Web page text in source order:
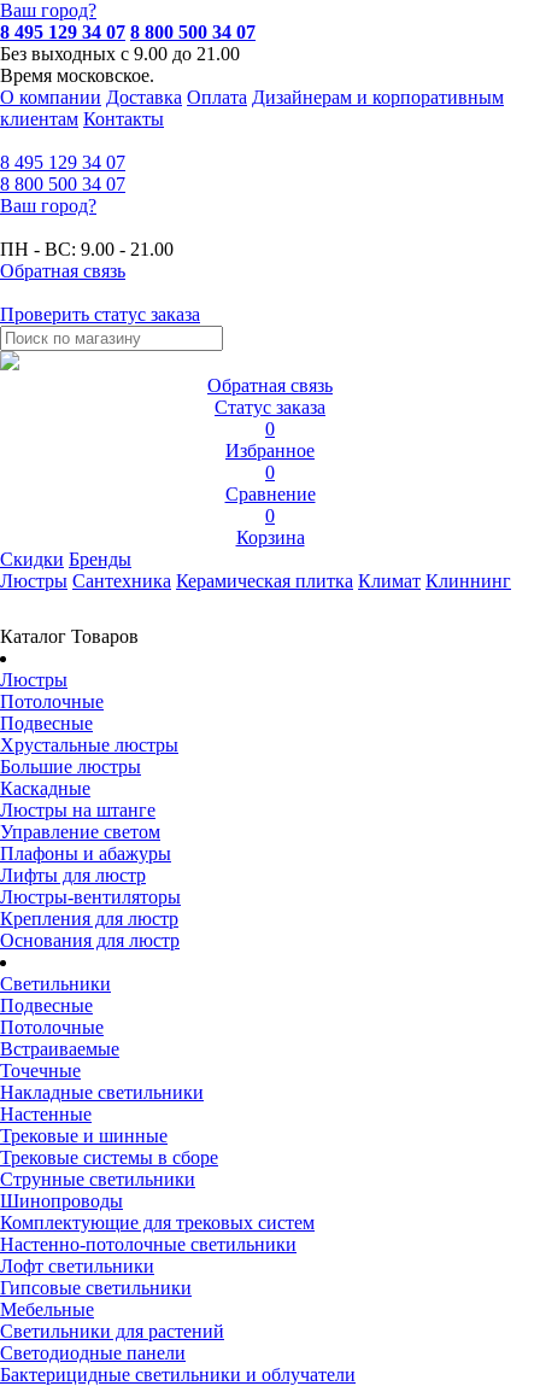
Ваш город?
8 495 129 34 07 8 800 500 34 07
Без выходных с 9.00 до 21.00
Время московское.
О компании Доставка Оплата Дизайнерам и корпоративным
клиентам Контакты
8 495 129 34 07
8 800 500 34 07
Ваш город?
ПН - ВС: 9.00 - 21.00
Обратная связь
Проверить статус заказа
Обратная связь
Статус заказа
0
Избранное
0
Сравнение
0
Корзина
Скидки Бренды
Люстры Сантехника Керамическая плитка Климат Клиннинг
Каталог Товаров
Люстры
Потолочные
Подвесные
Хрустальные люстры
Большие люстры
Каскадные
Люстры на штанге
Управление светом
Плафоны и абажуры
Лифты для люстр
Люстры-вентиляторы
Крепления для люстр
Основания для люстр
Светильники
Подвесные
Потолочные
Встраиваемые
Точечные
Накладные светильники
Настенные
Трековые и шинные
Трековые системы в сборе
Струнные светильники
Шинопроводы
Комплектующие для трековых систем
Настенно-потолочные светильники
Лофт светильники
Гипсовые светильники
Мебельные
Светильники для растений
Светодиодные панели
Бактерицидные светильники и облучатели